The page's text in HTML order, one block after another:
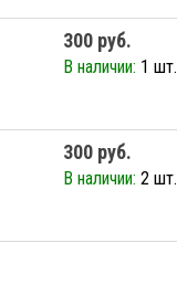
300 руб.
В наличии: 1 шт.
300 руб.
В наличии: 2 шт.